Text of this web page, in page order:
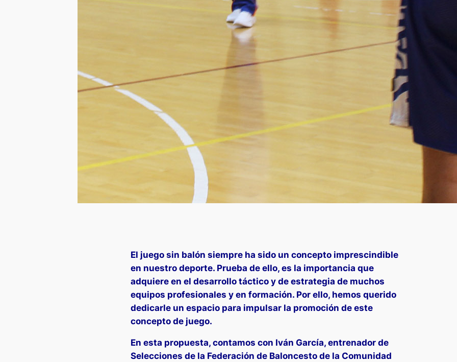
El juego sin balón siempre ha sido un concepto imprescindible
en nuestro deporte. Prueba de ello, es la importancia que
adquiere en el desarrollo táctico y de estrategia de muchos
equipos profesionales y en formación. Por ello, hemos querido
dedicarle un espacio para impulsar la promoción de este
concepto de juego.
En esta propuesta, contamos con Iván García, entrenador de
Selecciones de la Federación de Baloncesto de la Comunidad